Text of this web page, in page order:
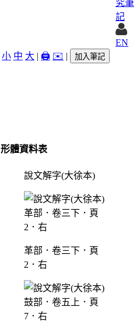
EN
小 中 大 | 🖨️ ✉️ | 加入筆記
形體資料表
說文解字(大徐本)
革部．卷三下．頁
2．右